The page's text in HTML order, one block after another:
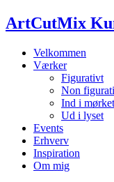
ArtCutMix
Velkommen
Værker
Figurativt
Non
Ind i mørket
Ud i lyset
Events
Erhverv
Inspiration
Om mig